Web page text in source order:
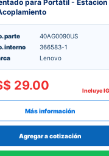
para Portátil - Estacion
parte
40AG0090US
interno
366583-1
Lenovo
29.00 Incluye
Más información
Agregar a cotización